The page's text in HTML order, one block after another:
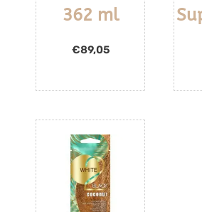
362 ml
€89,05